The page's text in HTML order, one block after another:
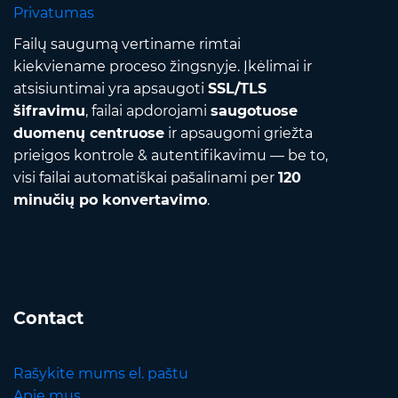
Privatumas
Failų saugumą vertiname rimtai
kiekviename proceso žingsnyje. Įkėlimai ir
atsisiuntimai yra apsaugoti SSL/TLS
šifravimu, failai apdorojami saugotuose
duomenų centruose ir apsaugomi griežta
prieigos kontrole & autentifikavimu — be to,
visi failai automatiškai pašalinami per 120
minučių po konvertavimo.
Contact
Rašykite mums el. paštu